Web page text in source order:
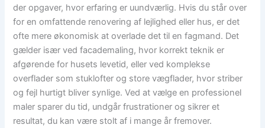
der opgaver, hvor erfaring er uundværlig. Hvis du står over
for en omfattende renovering af lejlighed eller hus, er det
ofte mere økonomisk at overlade det til en fagmand. Det
gælder især ved facademaling, hvor korrekt teknik er
afgørende for husets levetid, eller ved komplekse
overflader som stuklofter og store vægflader, hvor striber
og fejl hurtigt bliver synlige. Ved at vælge en professionel
maler sparer du tid, undgår frustrationer og sikrer et
resultat, du kan være stolt af i mange år fremover.